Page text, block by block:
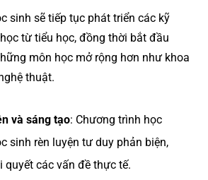
sinh sẽ tiếp tục phát triển các kỹ
từ tiểu học, đồng thời bắt đầu
môn học mở rộng hơn như khoa
thuật.
và sáng tạo: Chương trình học
sinh rèn luyện tư duy phản biện,
quyết các vấn đề thực tế.